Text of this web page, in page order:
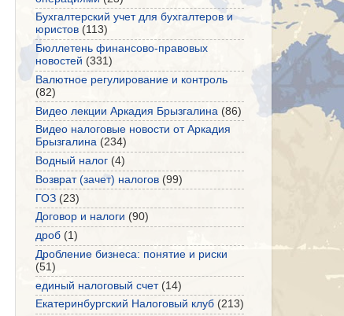
Бухгалтерский учет для бухгалтеров и
юристов (113)
Бюллетень финансово-правовых
новостей (331)
Валютное регулирование и контроль
(82)
Видео лекции Аркадия Брызгалина (86)
Видео налоговые новости от Аркадия
Брызгалина (234)
Водный налог (4)
Возврат (зачет) налогов (99)
ГОЗ (23)
Договор и налоги (90)
дроб (1)
Дробление бизнеса: понятие и риски
(51)
единый налоговый счет (14)
Екатеринбургский Налоговый клуб (213)